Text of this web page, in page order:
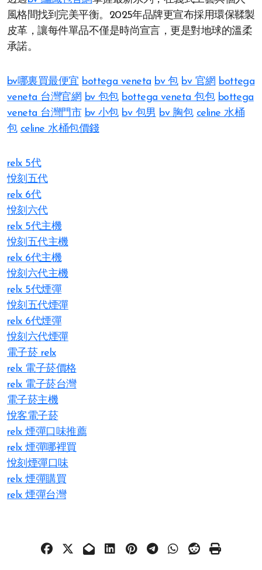
風格間找到完美平衡。2025年品牌更宣布採用環保鞣製
皮革，讓每件單品不僅是時尚宣言，更是對地球的溫柔
承諾。
bv哪裏買最便宜 bottega veneta bv 包 bv 官網 bottega
veneta 台灣官網 bv 包包 bottega veneta 包包 bottega
veneta 台灣門市 bv 小包 bv 包男 bv 胸包 celine 水桶
包 celine 水桶包價錢
relx 5代
悅刻五代
relx 6代
悅刻六代
relx 5代主機
悅刻五代主機
relx 6代主機
悅刻六代主機
relx 5代煙彈
悅刻五代煙彈
relx 6代煙彈
悅刻六代煙彈
電子菸 relx
relx 電子菸價格
relx 電子菸台灣
電子菸主機
悅客電子菸
relx 煙彈口味推薦
relx 煙彈哪裡買
悅刻煙彈口味
relx 煙彈購買
relx 煙彈台灣